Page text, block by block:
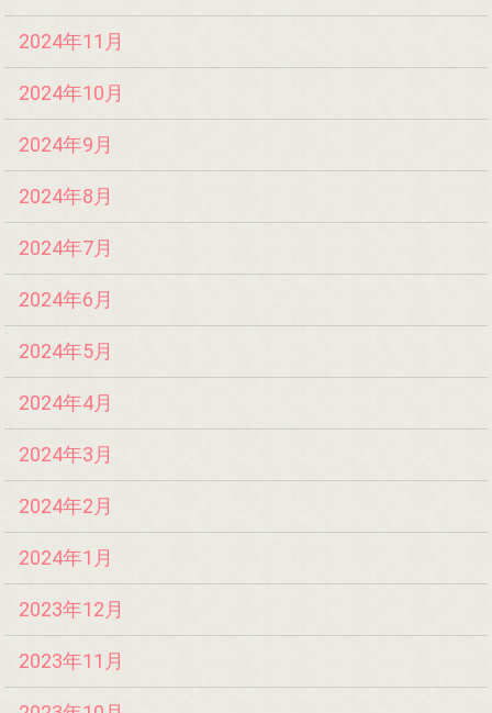
2024年11月
2024年10月
2024年9月
2024年8月
2024年7月
2024年6月
2024年5月
2024年4月
2024年3月
2024年2月
2024年1月
2023年12月
2023年11月